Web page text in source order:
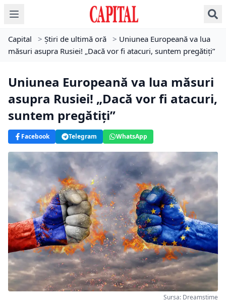
Capital > Știri de ultimă oră > Uniunea Europeană va lua
măsuri asupra Rusiei! „Dacă vor fi atacuri, suntem pregătiţi”
Uniunea Europeană va lua măsuri
asupra Rusiei! „Dacă vor fi atacuri,
suntem pregătiţi”
Facebook Telegram WhatsApp
Sursa: Dreamstime